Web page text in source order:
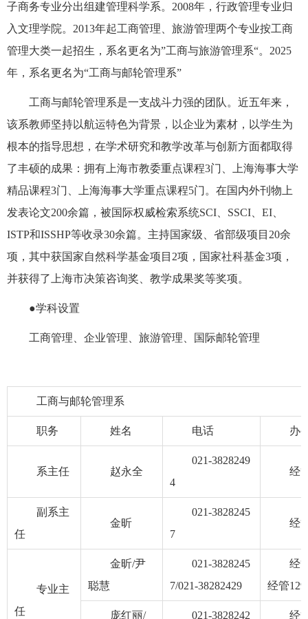
子商务专业分出组建管理科学系。 2008年，行政管理专业归
入文理学院。2013年起工商管理、旅游管理两个专业按工商
管理大类一起招生，系名更名为”工商与旅游管理系“。2025
年，系名更名为“工商与邮轮管理系”
工商与邮轮管理系是一支战斗力强的团队。 近五年来，
该系教师坚持以航运特色为背景，以企业为素材，以学生为
根本的指导思想，在学术研究和教学改革与创新方面都取得
了丰硕的成果：拥有上海市教委重点课程3门、上海海事大学
精品课程3门、上海海事大学重点课程5门。在国内外刊物上
发表论文200余篇，被国际权威检索系统SCI、SSCI、EI、
ISTP和ISSHP等收录30余篇。主持国家级、省部级项目20余
项，其中获国家自然科学基金项目2项，国家社科基金3项，
并获得了上海市决策咨询奖、教学成果奖等奖项。
●学科设置
工商管理、企业管理、旅游管理、国际邮轮管理
工商与邮轮管理系
职务 姓名 电话 办
系主任 赵永全
021-3828249
4
经
副系主
任
金昕
021-3828245
7
经
专业主
任
金昕/尹
聪慧
021-3828245
7/021-38282429
经
经管
庞红丽/ 021-3828242 经